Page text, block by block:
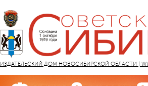
ИЗДАТЕЛЬСКИЙ ДОМ НОВОСИБИРСКОЙ ОБЛАСТИ |